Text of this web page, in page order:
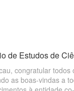
de Estudos de
congratular todos
as boas-vindas a